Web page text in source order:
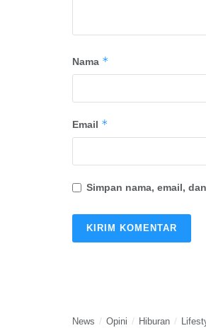
Nama *
Email *
Simpan nama, email,
News Opini Hiburan